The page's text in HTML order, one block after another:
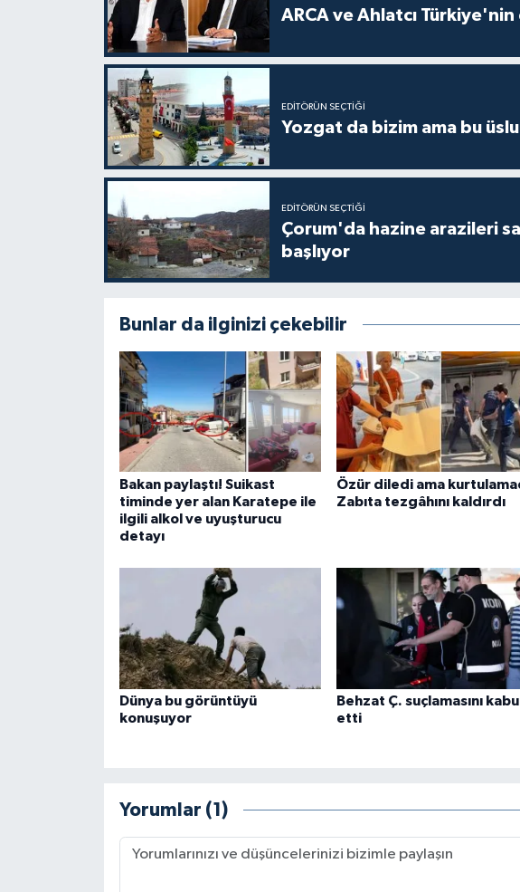
ARCA ve Ahlatcı
EDITÖRÜN SEÇTIĞI
Yozgat da bizim ama bu
EDITÖRÜN SEÇTIĞI
Çorum'da hazine arazileri
başlıyor
Bunlar da ilginizi çekebilir
Bakan paylaştı! Suikast
timinde yer alan Karatepe ile
ilgili alkol ve uyuşturucu
detayı
Özür diledi ama
Zabıta tezgâhını kaldırdı
Dünya bu görüntüyü
konuşuyor
Behzat Ç. suçlamasını kabul
etti
Yorumlar (1)